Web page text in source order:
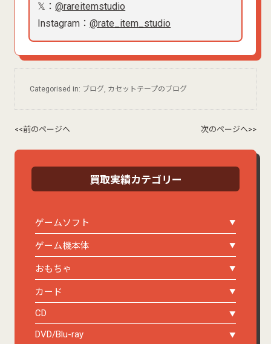
𝕏：@rareitemstudio
Instagram：@rate_item_studio
Categorised in: ブログ, カセットテープのブログ
<<前のページへ 次のページへ>>
買取実績カテゴリー
ゲームソフト
ゲーム機本体
おもちゃ
カード
CD
DVD/Blu-ray